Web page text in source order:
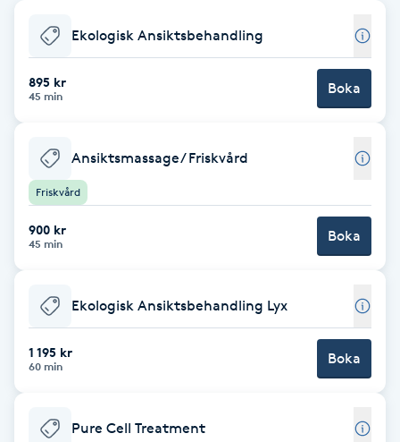
Babylights
Balayage
Barber
Barnklippning
Blowout
Bottenfärg
Brynformning
Ekologisk Ansiktsbehandling
895 kr
45 min Boka
Ansiktsmassage/ Friskvård
Friskvård
900 kr
45 min Boka
Ekologisk Ansiktsbehandling Lyx
1 195 kr
60 min Boka
Pure Cell Treatment